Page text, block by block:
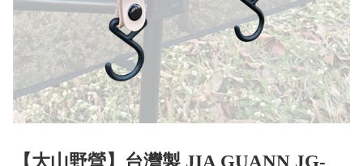
【大山野營】台灣製 JIA GUANN JG-